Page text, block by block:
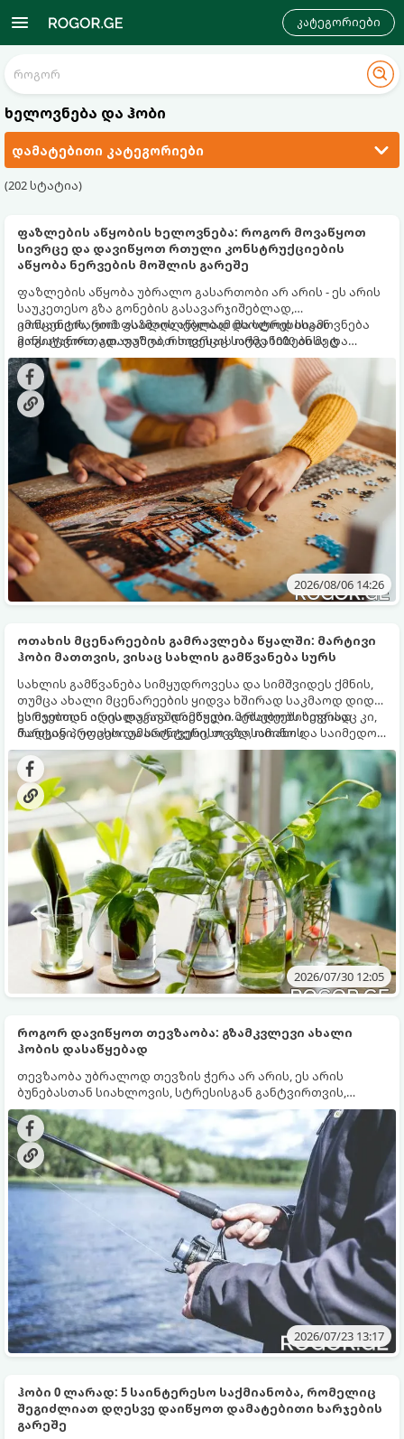
კატეგორიები
ხელოვნება და ჰობი
დამატებითი კატეგორიები
(202 სტატია)
ფაზლების აწყობის ხელოვნება: როგორ მოვაწყოთ
სივრცე და დავიწყოთ რთული კონსტრუქციების
აწყობა ნერვების მოშლის გარეშე
ფაზლების აწყობა უბრალო გასართობი არ არის - ეს არის
საუკეთესო გზა გონების გასავარჯიშებლად,
კონცენტრაციის ასამაღლებლად და სტრესისგან
განსატვირთად. თუმცა, როდესაც საქმე 1000 ან მეტ
დეტალიან რთულ გამოსახულებას ეხება, პროცესი
შესაძლოა ქაოსურ, გაჭიმულ და ნერვებისმომშლელ
პროცესად იქცეს, თუ სწორ ტაქტიკას არ გამოიყენებთ.
იმისათვის, რომ ფაზლის აწყობამ მხოლოდ სიამოვნება
მოგიტანოთ, გთავაზობთ სივრცის ორგანიზებისა და
ეფექტური აწყობის ნაცად მეთოდებს.
2026/08/06 14:26
ოთახის მცენარეების გამრავლება წყალში: მარტივი
ჰობი მათთვის, ვისაც სახლის გამწვანება სურს
სახლის გამწვანება სიმყუდროვესა და სიმშვიდეს ქმნის,
თუმცა ახალი მცენარეების ყიდვა ხშირად საკმაოდ დიდ
ხარჯებთან არის დაკავშირებული. არსებობს ბევრად
მარტივი, უფასო და საინტერესო გზა, ოთახის
მცენარეების გამრავლება წყალში (ჰიდროპონიკური
დაფესვიანება).
ეს მეთოდი იდეალურია დამწყები მებაღეებისთვისაც კი,
რადგან პროცესი უმარტივესი, თვალსაჩინო და საიმედოა
- გამჭვირვალე ჭურჭელში თვალს ადევნებთ, როგორ
იზრდება ახალი ფესვები ყოველდღიურად.
2026/07/30 12:05
როგორ დავიწყოთ თევზაობა: გზამკვლევი ახალი
ჰობის დასაწყებად
თევზაობა უბრალოდ თევზის ჭერა არ არის, ეს არის
ბუნებასთან სიახლოვის, სტრესისგან განტვირთვის,
მოთმინებისა და აზარტის საუკეთესო სინთეზი. თუ
გადაწყვიტეთ, რომ ეს მშვენიერი ჰობი წამოიწყოთ, თუმცა
არ იცით, საიდან დაიწყოთ და რა აღჭურვილობა
შეიძინოთ, ეს ამომწურავი გზამკვლევი სწორედ
თქვენთვისაა.
2026/07/23 13:17
ჰობი 0 ლარად: 5 საინტერესო საქმიანობა, რომელიც
შეგიძლიათ დღესვე დაიწყოთ დამატებითი ხარჯების
გარეშე